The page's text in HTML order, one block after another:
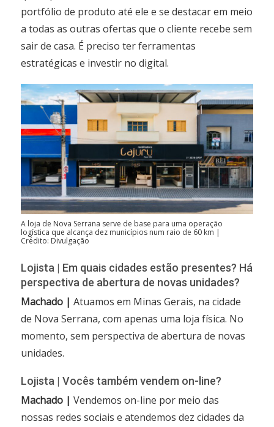
portfólio de produto até ele e se destacar em meio
a todas as outras ofertas que o cliente recebe sem
sair de casa. É preciso ter ferramentas
estratégicas e investir no digital.
A loja de Nova Serrana serve de base para uma operação
logística que alcança dez municípios num raio de 60 km |
Crédito: Divulgação
Lojista | Em quais cidades estão presentes? Há
perspectiva de abertura de novas unidades?
Machado | Atuamos em Minas Gerais, na cidade
de Nova Serrana, com apenas uma loja física. No
momento, sem perspectiva de abertura de novas
unidades.
Lojista | Vocês também vendem on-line?
Machado |Vendemos on-line por meio das
nossas redes sociais e atendemos dez cidades da